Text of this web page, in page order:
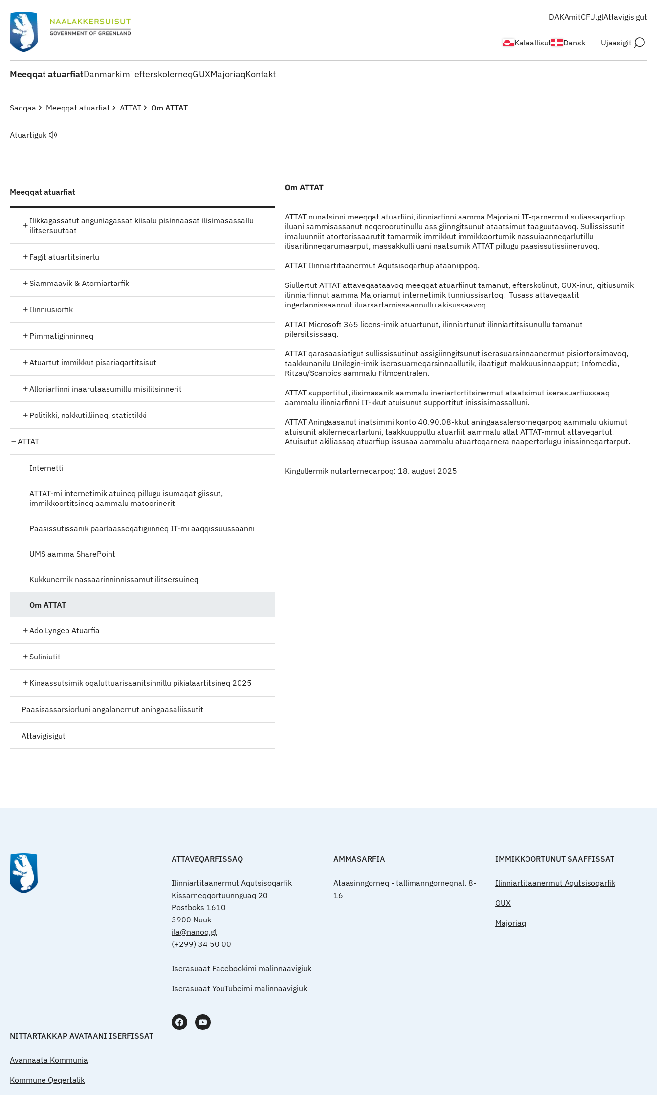
Kalaallisut Dansk Ujaasigit
DAKAmitCFU.glAttavigisigut
Meeqqat atuarfiatDanmarkimi efterskolerneqGUXMajoriaqKontakt
Saqqaa Meeqqat atuarfiat ATTAT Om ATTAT
Atuartiguk
Om ATTAT
Indhold
ATTAT nunatsinni meeqqat atuarfiini, ilinniarfinni aamma Majoriani IT-qarnermut suliassaqarfiup
iluani sammisassanut neqeroorutinullu assigiinngitsunut ataatsimut taaguutaavoq. Sullississutit
imaluunniit atortorissaarutit tamarmik immikkut immikkoortumik nassuiaanneqarlutillu
ilisaritinneqarumaarput, massakkulli uani naatsumik ATTAT pillugu paasissutissiineruvoq.
ATTAT Ilinniartitaanermut Aqutsisoqarfiup ataaniippoq.
Siullertut ATTAT attaveqaataavoq meeqqat atuarfiinut tamanut, efterskolinut, GUX-inut, qitiusumik
ilinniarfinnut aamma Majoriamut internetimik tunniussisartoq. Tusass attaveqaatit
ingerlannissaannut iluarsartarnissaannullu akisussaavoq.
ATTAT Microsoft 365 licens-imik atuartunut, ilinniartunut ilinniartitsisunullu tamanut
pilersitsissaaq.
ATTAT qarasaasiatigut sullississutinut assigiinngitsunut iserasuarsinnaanermut pisiortorsimavoq,
taakkunanilu Unilogin-imik iserasuarneqarsinnaallutik, ilaatigut makkuusinnaapput; Infomedia,
Ritzau/Scanpics aammalu Filmcentralen.
ATTAT supportitut, ilisimasanik aammalu ineriartortitsinermut ataatsimut iserasuarfiussaaq
aammalu ilinniarfinni IT-kkut atuisunut supportitut inissisimassalluni.
ATTAT Aningaasanut inatsimmi konto 40.90.08-kkut aningaasalersorneqarpoq aammalu ukiumut
atuisunit akilerneqartarluni, taakkuuppullu atuarfiit aammalu allat ATTAT-mmut attaveqartut.
Atuisutut akiliassaq atuarfiup issusaa aammalu atuartoqarnera naapertorlugu inissinneqartarput.
Kingullermik nutarterneqarpoq: 18. august 2025
Meeqqat atuarfiat
Ilikkagassatut anguniagassat kiisalu pisinnaasat ilisimasassallu
ilitsersuutaat
Fagit atuartitsinerlu
Siammaavik & Atorniartarfik
Ilinniusiorfik
Pimmatiginninneq
Atuartut immikkut pisariaqartitsisut
Alloriarfinni inaarutaasumillu misilitsinnerit
Politikki, nakkutilliineq, statistikki
ATTAT
Internetti
ATTAT-mi internetimik atuineq pillugu isumaqatigiissut,
immikkoortitsineq aammalu matoorinerit
Paasissutissanik paarlaasseqatigiinneq IT-mi aaqqissuussaanni
UMS aamma SharePoint
Kukkunernik nassaarinninnissamut ilitsersuineq
Om ATTAT
Ado Lyngep Atuarfia
Suliniutit
Kinaassutsimik oqaluttuarisaanitsinnillu pikialaartitsineq 2025
Paasisassarsiorluni angalanernut aningaasaliissutit
Attavigisigut
ATTAVEQARFISSAQ
Ilinniartitaanermut Aqutsisoqarfik
Kissarneqqortuunnguaq 20
Postboks 1610
3900 Nuuk
ila@nanoq.gl
(+299) 34 50 00
Iserasuaat Facebookimi malinnaavigiuk
Iserasuaat YouTubeimi malinnaavigiuk
AMMASARFIA
Ataasinngorneq - tallimanngorneqnal. 8-
16
IMMIKKOORTUNUT SAAFFISSAT
Ilinniartitaanermut Aqutsisoqarfik
GUX
Majoriaq
NITTARTAKKAP AVATAANI ISERFISSAT
Avannaata Kommunia
Kommune Qeqertalik